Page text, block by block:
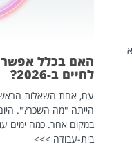
האם בכלל אפשר
לחיים ב-2026?
עם, אחת השאלות
הייתה "מה השכר?".
במקום אחר. כמה ימים
בית-עבודה >>>